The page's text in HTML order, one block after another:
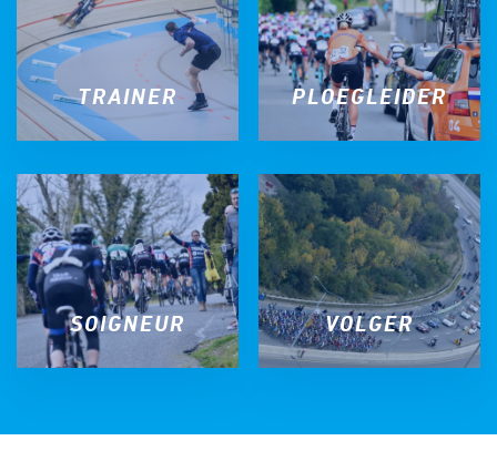
TRAINER PLOEGLEIDER
SOIGNEUR VOLGER